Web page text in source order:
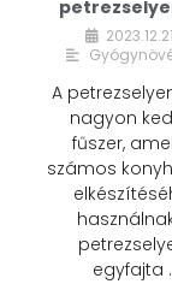
A
nagyon
fűszer,
számos
egyfajta